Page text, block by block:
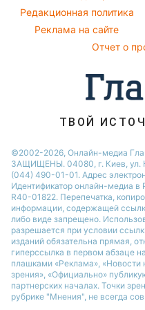
Кейт Миддлтон
Алла Пугачева
Погода на завтра
Пылевая буря
Редакционная политика
Реклама на сайте
Отчет о
ТВОЙ
©2002-2026, Онлайн-медиа
ЗАЩИЩЕНЫ. 04080, г. Киев, ул.
(044) 490-01-01. Адрес
Идентификатор онлайн-медиа
R40-01822. Перепечатка,
информации, содержащей
либо виде запрещено.
разрешается при условии
изданий обязательна прямая,
гиперссылка в первом абзаце
плашками «Реклама», «Новости
зрения», «Официально»
партнерских началах. Точки
рубрике "Мнения", не всегда